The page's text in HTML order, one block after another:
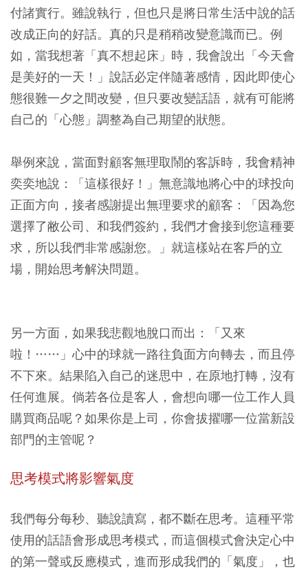
付諸實行。雖說執行，但也只是將日常生活中說的話
改成正向的好話。真的只是稍稍改變意識而已。例
如，當我想著「真不想起床」時，我會說出「今天會
是美好的一天！」說話必定伴隨著感情，因此即使心
態很難一夕之間改變，但只要改變話語，就有可能將
自己的「心態」調整為自己期望的狀態。
舉例來說，當面對顧客無理取鬧的客訴時，我會精神
奕奕地說：「這樣很好！」無意識地將心中的球投向
正面方向，接者感謝提出無理要求的顧客：「因為您
選擇了敝公司、和我們簽約，我們才會接到您這種要
求，所以我們非常感謝您。」就這樣站在客戶的立
場，開始思考解決問題。
另一方面，如果我悲觀地脫口而出：「又來
啦！……」心中的球就一路往負面方向轉去，而且停
不下來。結果陷入自己的迷思中，在原地打轉，沒有
任何進展。倘若各位是客人，會想向哪一位工作人員
購買商品呢？如果你是上司，你會拔擢哪一位當新設
部門的主管呢？
思考模式將影響氣度
我們每分每秒、聽說讀寫，都不斷在思考。這種平常
使用的話語會形成思考模式，而這個模式會決定心中
的第一聲或反應模式，進而形成我們的「氣度」，也